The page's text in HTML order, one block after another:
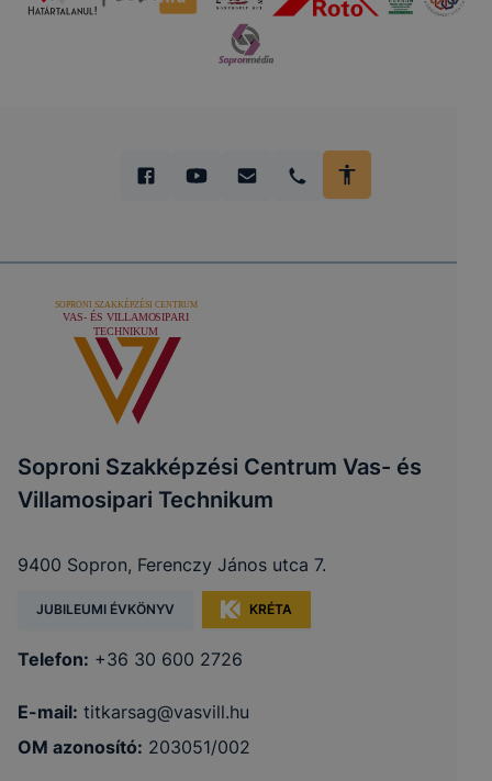
Soproni Szakképzési Centrum Vas- és
Villamosipari Technikum
9400 Sopron, Ferenczy János utca 7.
JUBILEUMI ÉVKÖNYV KRÉTA
Telefon: +36 30 600 2726
E-mail: titkarsag@vasvill.hu
OM azonosító: 203051/002